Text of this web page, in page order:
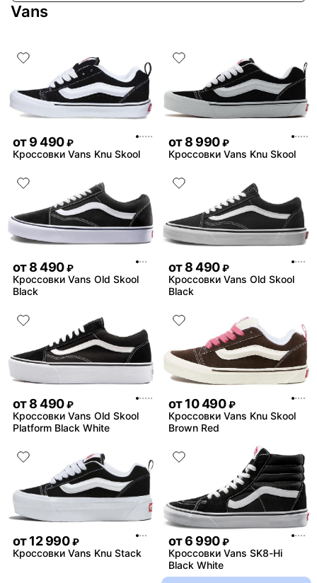
Vans
от9 490 ₽
Кроссовки Vans Knu Skool
от8 990 ₽
Кроссовки Vans Knu Skool
от8 490 ₽
Кроссовки Vans Old Skool
Black
от8 490 ₽
Кроссовки Vans Old Skool
Black
от8 490 ₽
Кроссовки Vans Old Skool
Platform Black White
от10 490 ₽
Кроссовки Vans Knu Skool
Brown Red
от12 990 ₽
Кроссовки Vans Knu Stack
от6 990 ₽
Кроссовки Vans SK8-Hi
Black White